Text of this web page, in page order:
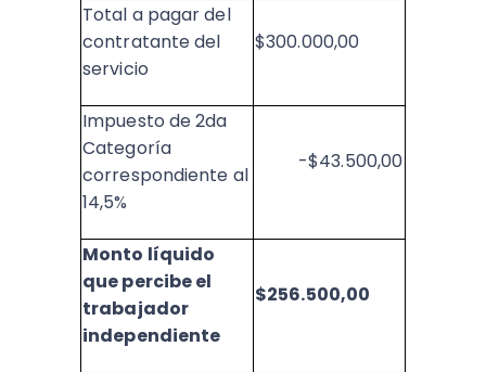
Total a pagar del
contratante del
servicio
$300.000,00
Impuesto de 2da
Categoría
correspondiente al
14,5%
-$43.500,00
Monto líquido
que percibe el
trabajador
independiente
$256.500,00